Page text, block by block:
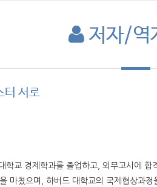
저자/역
터 서로
교 경제학과를 졸업하고, 외무고시에
마쳤으며, 하버드 대학교의 국제협상과